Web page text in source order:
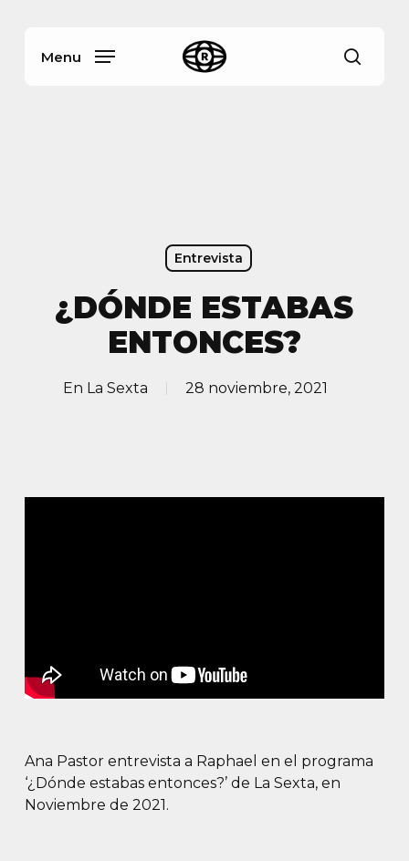
Menu
Entrevista
¿DÓNDE ESTABAS
ENTONCES?
En La Sexta 28 noviembre, 2021
Ana Pastor entrevista a Raphael en el programa
‘¿Dónde estabas entonces?’ de La Sexta, en
Noviembre de 2021.